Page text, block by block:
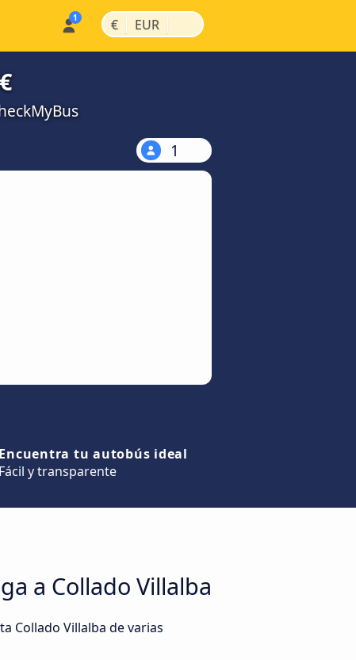
€ | EUR |
1
Encuentra tu autobús ideal
Fácil y transparente
a Collado Villalba
Collado Villalba de varias